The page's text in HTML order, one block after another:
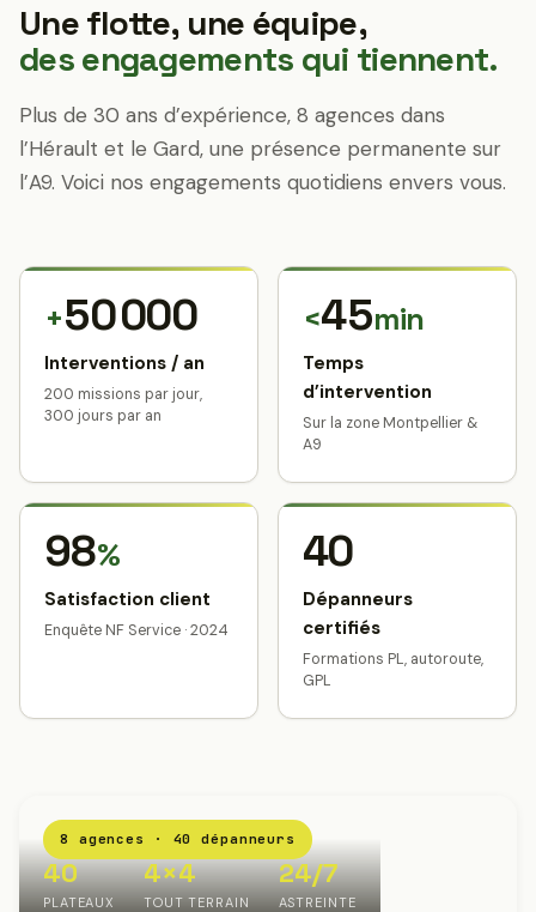
Une flotte, une équipe,
des engagements qui tiennent.
Plus de 30 ans d’expérience, 8 agences dans
l’Hérault et le Gard, une présence permanente sur
l’A9. Voici nos engagements quotidiens envers vous.
+50 000
Interventions / an
200 missions par jour,
300 jours par an
<45min
Temps
d’intervention
Sur la zone Montpellier &
A9
98%
Satisfaction client
Enquête NF Service · 2024
40
Dépanneurs
certifiés
Formations PL, autoroute,
GPL
8 agences · 40 dépanneurs
40
PLATEAUX
4×4
TOUT TERRAIN
24/7
ASTREINTE